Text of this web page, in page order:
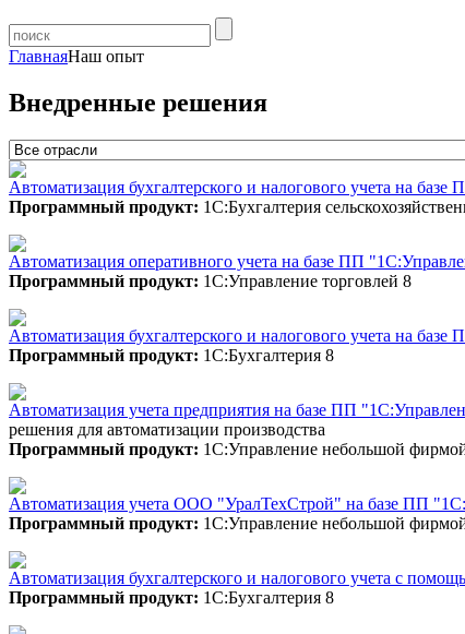
ГлавнаяНаш опыт
Внедренные решения
Автоматизация бухгалтерского и налогового учета на
Программный продукт: 1С:Бухгалтерия
Автоматизация оперативного учета на базе ПП
Программный продукт: 1С:Управление торговлей 8
Автоматизация бухгалтерского и налогового учета на
Программный продукт: 1С:Бухгалтерия 8
Автоматизация учета предприятия на базе ПП
решения для автоматизации производства
Программный продукт: 1С:Управление небольшой
Автоматизация учета ООО "УралТехСтрой" на базе ПП
Программный продукт: 1С:Управление небольшой
Автоматизация бухгалтерского и налогового учета с
Программный продукт: 1С:Бухгалтерия 8